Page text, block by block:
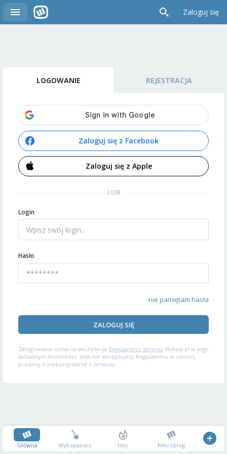
Zaloguj się
LOGOWANIE REJESTRACJA
Zaloguj się z Facebook
Zaloguj się z Apple
LUB
Login
Hasło
nie pamiętam hasła
ZALOGUJ SIĘ
Zalogowanie oznacza akceptację Regulaminu serwisu Wykop.pl w jego
aktualnym brzmieniu. Jeśli nie akceptujesz Regulaminu w całości,
prosimy o niekorzystanie z serwisu.
Główna Wykopalisko Hity Mikroblog